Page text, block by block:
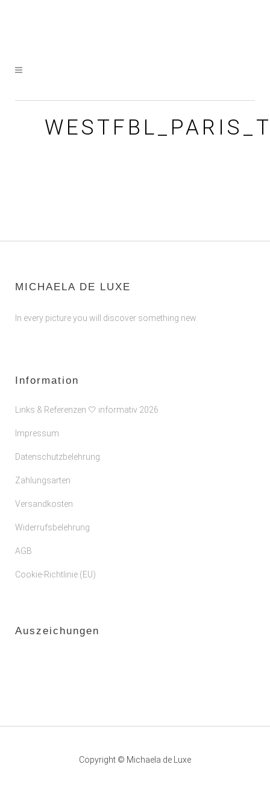
MICHAELA DE LUXE
In every picture you will discover something new.
Information
Links & Referenzen 🤍 informativ 2026
Impressum
Datenschutzbelehrung
Zahlungsarten
Versandkosten
Widerrufsbelehrung
AGB
Cookie-Richtlinie (EU)
Auszeichungen
Copyright © Michaela de Luxe